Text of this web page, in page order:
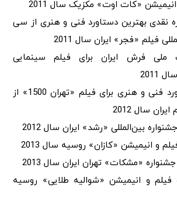
«کات اوت» مکزیک سال 2011
نقدی بهترین دستاورد فنی و هنری از سی
فیلم «فجر» ایران سال 2011
ملی فرش ایران برای فیلم سینمایی
جایزه بهترین دستاورد فنی و هنری برای فیلم «تهران 1500» از
سال 2012
بین‌المللی «رشد» ایران سال 2012
و انیمیشن «کازان» روسیه سال 2013
«مشکات» تهران ایران سال 2013
فیلم و انیمیشن «شوالیه طلایی» روسیه